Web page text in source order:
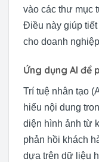
vào các thư mục
Điều này giúp
cho doanh
Ứng dụng AI để
Trí tuệ nhân tạo
hiểu nội dung
diện hình ảnh từ
phản hồi khách
dựa trên dữ liệu